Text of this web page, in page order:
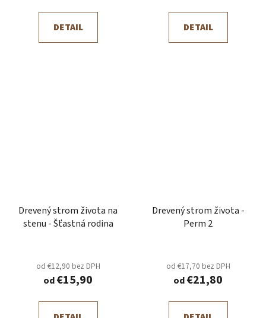
DETAIL DETAIL
Drevený strom života na
stenu - Šťastná rodina
od €12,90 bez DPH
od€15,90
Drevený strom života -
Perm 2
od €17,70 bez DPH
od€21,80